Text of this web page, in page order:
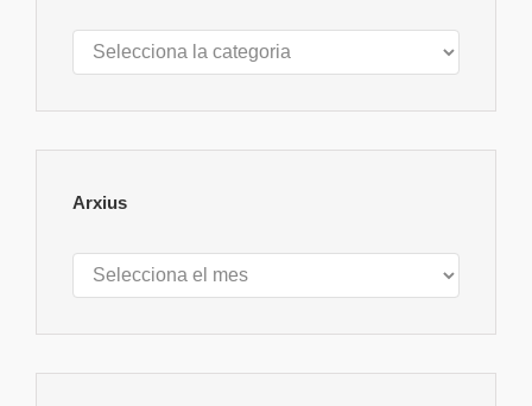
Categories
Arxius
Arxius